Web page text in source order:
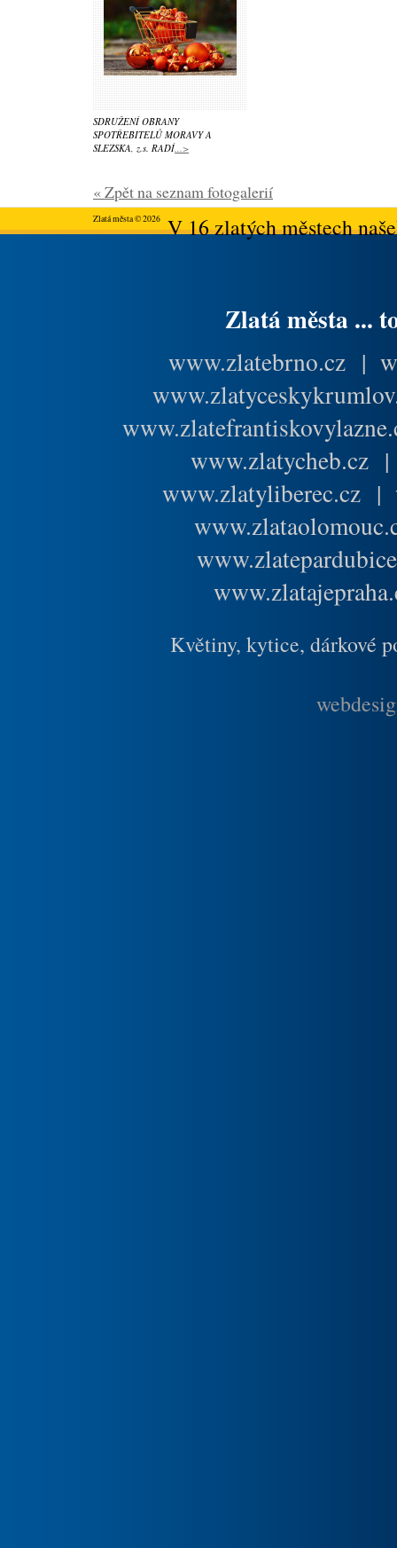
SDRUŽENÍ OBRANY
SPOTŘEBITELŮ MORAVY A
SLEZSKA, z.s. RADÍ...>
« Zpět na seznam fotogalerií
Zlatá města © 2026V 16 zlatých městech
Zlatá města ...
www.zlatebrno.cz |
www.zlatycheb.cz
www.zlatyliberec.cz |
Květiny, kytice, dárkové